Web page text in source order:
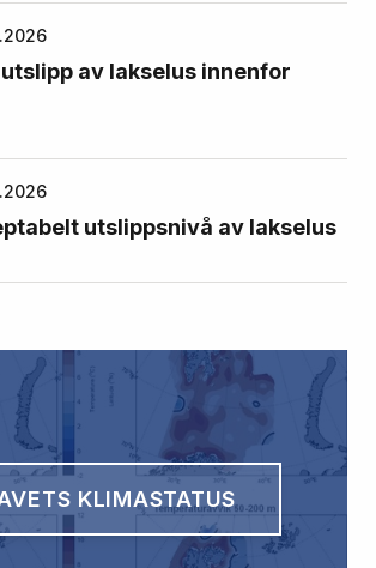
av lakselus innenfor
utslippsnivå av lakselus
KLIMASTATUS